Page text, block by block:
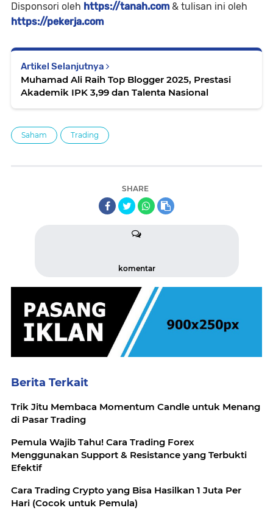
Disponsori oleh https://tanah.com& tulisan ini oleh
https://pekerja.com
Artikel Selanjutnya
Muhamad Ali Raih Top Blogger 2025, Prestasi
Akademik IPK 3,99 dan Talenta Nasional
Saham Trading
SHARE
komentar
Berita Terkait
Trik Jitu Membaca Momentum Candle untuk Menang
di Pasar Trading
Pemula Wajib Tahu! Cara Trading Forex
Menggunakan Support & Resistance yang Terbukti
Efektif
Cara Trading Crypto yang Bisa Hasilkan 1 Juta Per
Hari (Cocok untuk Pemula)